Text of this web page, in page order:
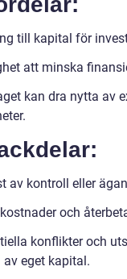
till kapital för
att minska
kan dra nytta av
av kontroll eller
och
konflikter och
eget kapital.